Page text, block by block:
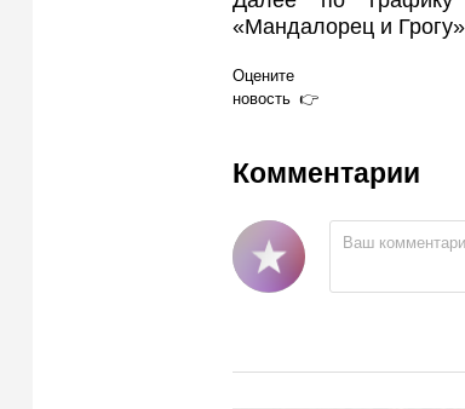
«Мандалорец и
Оцените
новость
Комментарии